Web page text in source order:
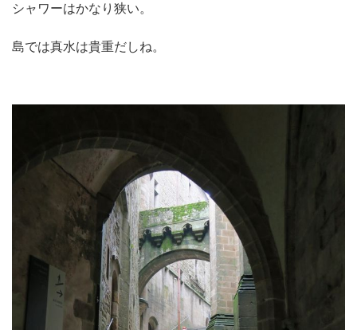
シャワーはかなり狭い。
島では真水は貴重だしね。